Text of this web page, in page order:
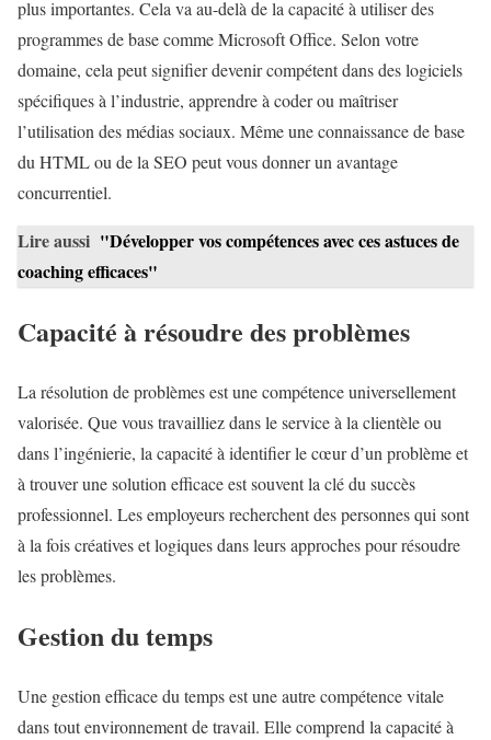
plus importantes. Cela va au-delà de la capacité à utiliser des
programmes de base comme Microsoft Office. Selon votre
domaine, cela peut signifier devenir compétent dans des logiciels
spécifiques à l’industrie, apprendre à coder ou maîtriser
l’utilisation des médias sociaux. Même une connaissance de base
du HTML ou de la SEO peut vous donner un avantage
concurrentiel.
Lire aussi "Développer vos compétences avec ces astuces de
coaching efficaces"
Capacité à résoudre des problèmes
La résolution de problèmes est une compétence universellement
valorisée. Que vous travailliez dans le service à la clientèle ou
dans l’ingénierie, la capacité à identifier le cœur d’un problème et
à trouver une solution efficace est souvent la clé du succès
professionnel. Les employeurs recherchent des personnes qui sont
à la fois créatives et logiques dans leurs approches pour résoudre
les problèmes.
Gestion du temps
Une gestion efficace du temps est une autre compétence vitale
dans tout environnement de travail. Elle comprend la capacité à